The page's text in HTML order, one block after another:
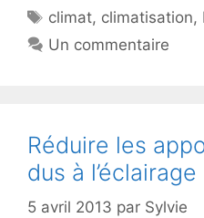
Étiquettes
climat, climatisation,
Un commentaire
Réduire les
dus à l’éclairage
5 avril 2013 par Sylvie